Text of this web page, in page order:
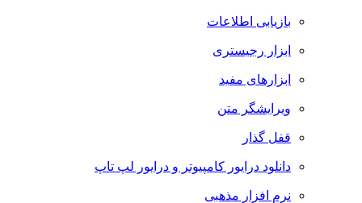
بازیابی اطلاعات
ابزار رجیستری
ابزارهای مفید
ویرایشگر متن
قفل گذار
دانلود درایور کامپیوتر و درایور لپ تاپ
نرم افزار مذهبی